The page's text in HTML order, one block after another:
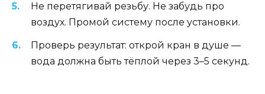
Не перетягивай резьбу. Не забудь про
воздух. Промой систему после установки.
Проверь результат: открой кран в душе —
вода должна быть тёплой через 3–5 секунд.